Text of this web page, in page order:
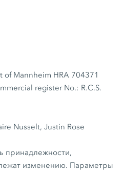
of Mannheim HRA 704371
register No.: R.C.S.
Nusselt, Justin Rose
принадлежности,
изменению. Параметры